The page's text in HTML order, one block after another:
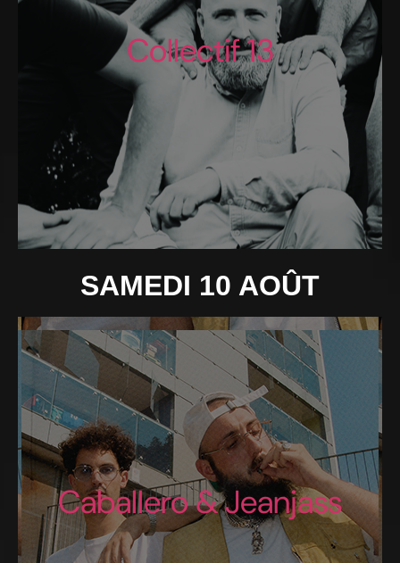
Collectif 13
SAMEDI 10 AOÛT
Caballero & Jeanjass